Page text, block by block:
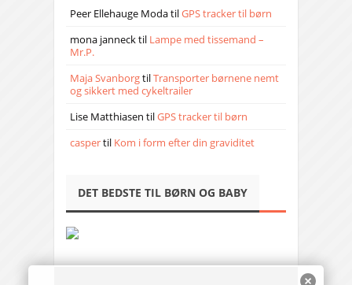
Peer Ellehauge ModatilGPS tracker til børn
mona jannecktil Lampe med tissemand –
Mr.P.
Maja SvanborgtilTransporter børnene nemt
og sikkert med cykeltrailer
Lise Matthiasen tilGPS tracker til børn
caspertil Kom i form efter din graviditet
DET BEDSTE TIL BØRN OG BABY